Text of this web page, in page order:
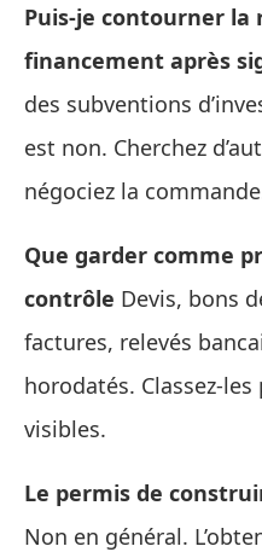
Puis‑je contourner
financement après
des subventions
est non. Cherchez
négociez la
Que garder comme
contrôle Devis, bons
factures, relevés
horodatés.
visibles.
Le permis de
Non en général.